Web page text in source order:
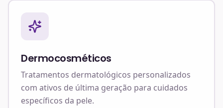
Dermocosméticos
Tratamentos dermatológicos personalizados
com ativos de última geração para cuidados
específicos da pele.